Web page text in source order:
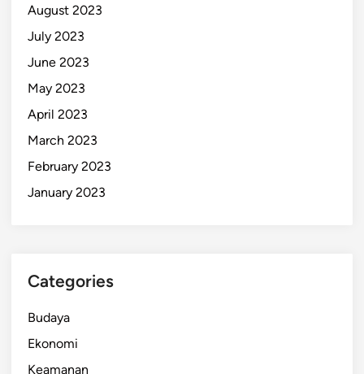
August 2023
July 2023
June 2023
May 2023
April 2023
March 2023
February 2023
January 2023
Categories
Budaya
Ekonomi
Keamanan